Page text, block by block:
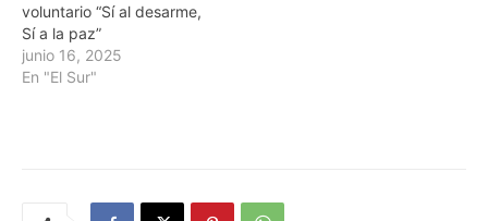
voluntario “Sí al desarme,
Sí a la paz”
junio 16, 2025
En "El Sur"